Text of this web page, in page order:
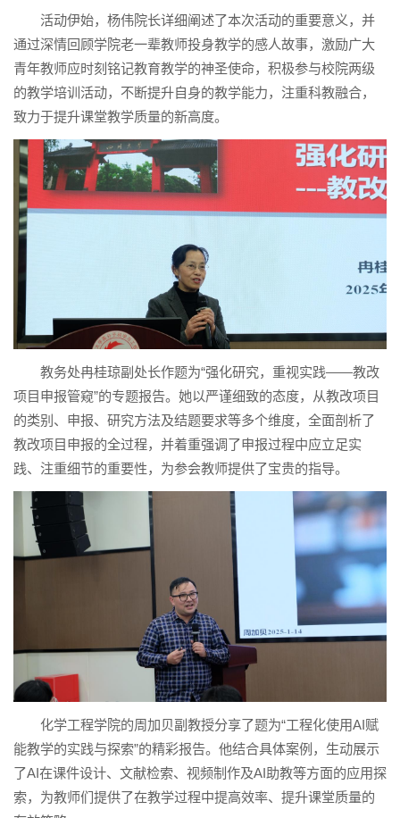
活动伊始，杨伟院长详细阐述了本次活动的重要意义，并
通过深情回顾学院老一辈教师投身教学的感人故事，激励广大
青年教师应时刻铭记教育教学的神圣使命，积极参与校院两级
的教学培训活动，不断提升自身的教学能力，注重科教融合，
致力于提升课堂教学质量的新高度。
教务处冉桂琼副处长作题为“强化研究，重视实践——教改
项目申报管窥”的专题报告。她以严谨细致的态度，从教改项目
的类别、申报、研究方法及结题要求等多个维度，全面剖析了
教改项目申报的全过程，并着重强调了申报过程中应立足实
践、注重细节的重要性，为参会教师提供了宝贵的指导。
化学工程学院的周加贝副教授分享了题为“工程化使用AI赋
能教学的实践与探索”的精彩报告。他结合具体案例，生动展示
了AI在课件设计、文献检索、视频制作及AI助教等方面的应用探
索，为教师们提供了在教学过程中提高效率、提升课堂质量的